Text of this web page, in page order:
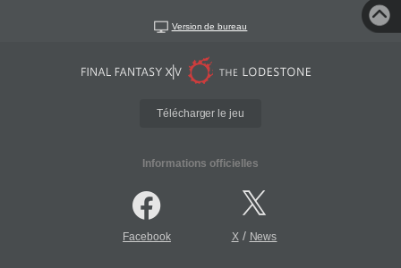
Version de bureau
Télécharger le jeu
Informations officielles
Facebook X/ News